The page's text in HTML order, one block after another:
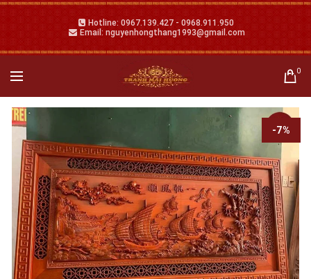
Hotline: 0967.139.427 - 0968.911.950
Email: nguyenhongthang1993@gmail.com
0
-7%